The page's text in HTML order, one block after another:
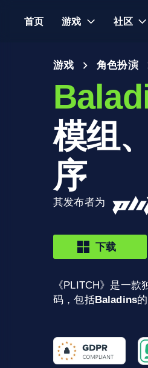
首页 游戏 社区
游戏 角色扮演
模组
序
其发布者为
下载
《PLITCH》是一
码，包括Baladins的